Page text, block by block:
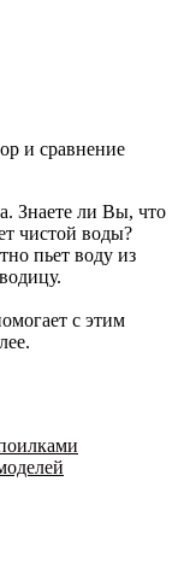
Знаете ли Вы, что
чистой воды?
пьет воду из
с этим